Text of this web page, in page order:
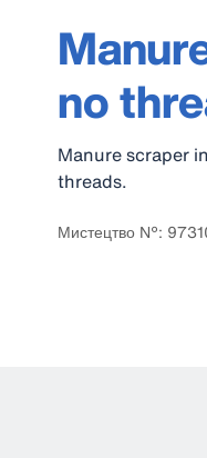
no
Manure scraper
threads.
Мистецтво №: